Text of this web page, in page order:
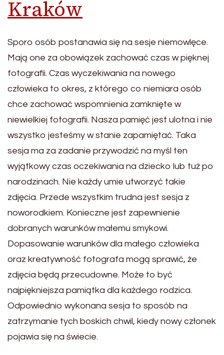
Kraków
Sporo osób postanawia się na sesje niemowlęce.
Mają one za obowiązek zachować czas w pięknej
fotografii. Czas wyczekiwania na nowego
człowieka to okres, z którego co niemiara osób
chce zachować wspomnienia zamknięte w
niewielkiej fotografii. Nasza pamięć jest ulotna i nie
wszystko jesteśmy w stanie zapamiętać. Taka
sesja ma za zadanie przywodzić na myśl ten
wyjątkowy czas oczekiwania na dziecko lub tuż po
narodzinach. Nie każdy umie utworzyć takie
zdjęcia. Przede wszystkim trudna jest sesja z
noworodkiem. Konieczne jest zapewnienie
dobranych warunków małemu smykowi.
Dopasowanie warunków dla małego człowieka
oraz kreatywność fotografa mogą sprawić, że
zdjęcia będą przecudowne. Może to być
najpiękniejsza pamiątka dla każdego rodzica.
Odpowiednio wykonana sesja to sposób na
zatrzymanie tych boskich chwil, kiedy nowy członek
pojawia się na świecie.